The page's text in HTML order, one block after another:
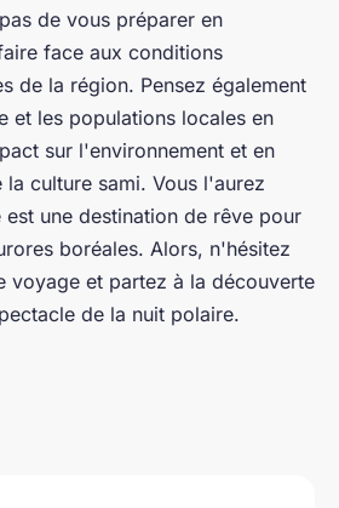
de vous préparer en
face aux conditions
de la région. Pensez également
et les populations locales en
sur l'environnement et en
culture sami. Vous l'aurez
une destination de rêve pour
boréales. Alors, n'hésitez
voyage et partez à la découverte
de la nuit polaire.